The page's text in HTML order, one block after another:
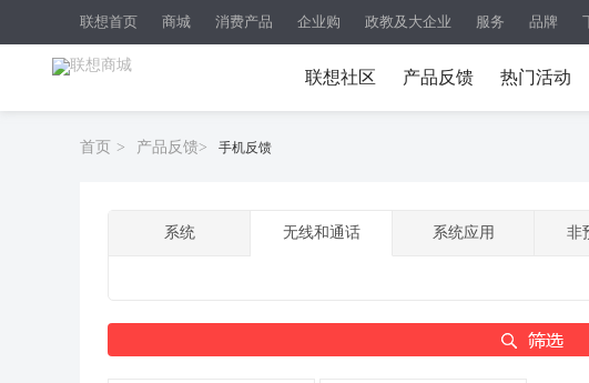
联想首页 商城 消费产品 企业购 政教及大企业 服务 品牌
联想社区 产品反馈 热门活动
首页 > 产品反馈> 手机反馈
系统 无线和通话 系统应用 非